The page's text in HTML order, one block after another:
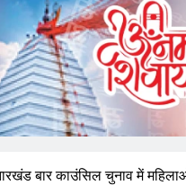
बार काउंसिल चुनाव में